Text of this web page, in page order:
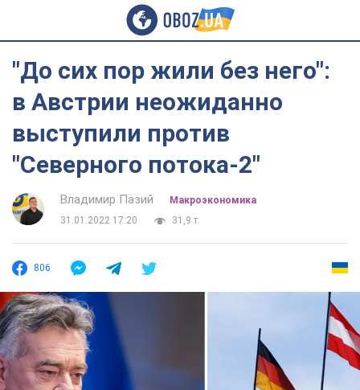
"До сих пор жили без него":
в Австрии неожиданно
выступили против
"Северного потока-2"
Владимир Пазий
Mакроэкономика
31.01.2022 17:20
31,9 т.
806